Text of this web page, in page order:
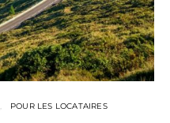
POUR LES LOCATAIRES